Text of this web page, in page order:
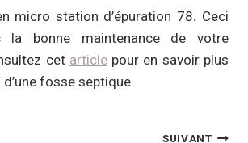
micro station d’épuration 78. Ceci
la bonne maintenance de votre
cet articlepour en savoir plus
fosse septique.
SUIVANT